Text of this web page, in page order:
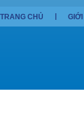
TRANG CHỦ